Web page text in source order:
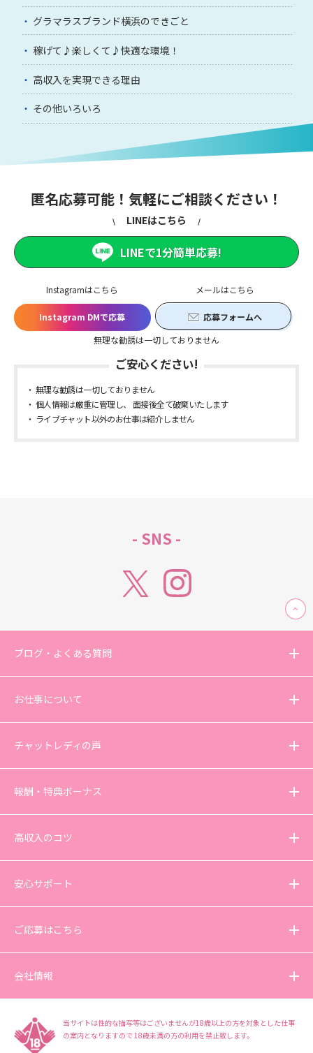
グラマラスブランド横浜のできごと
稼げて♪楽しくて♪快適な環境！
高収入を実現できる理由
その他いろいろ
匿名応募可能！気軽にご相談ください！
Instagramはこちら
Instagram DMで応募
メールはこちら
応募フォームへ
無理な勧誘は一切しておりません
LINEはこちら
LINEで1分簡単応募!
ご安心ください!
無理な勧誘は一切しておりません
個人情報は厳重に管理し、 面接後全て破棄いたします
ライブチャット以外のお仕事は紹介しません
- SNS -
ブログ・よくある質問
お仕事について
チャットレディの声
報酬・特典ボーナス
高収入のコツ
安心サポート
ご応募はこちら
会社情報
当サイトは性的な描写等はございませんが18歳以上の方を対象とした仕事
の案内となりますので18歳未満の方の利用を禁止致します。